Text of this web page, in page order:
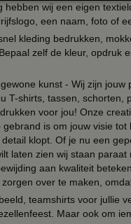
hebben wij een eigen
een naam, foto of
kleding bedrukken,
zelf de kleur, opdruk
kunst - Wij zijn
T-shirts, tassen,
voor jou! Onze
is om jouw visie
klopt. Of je nu een
laten zien wij staan
aan kwaliteit
over te maken,
teamshirts voor jullie
Maar ook om